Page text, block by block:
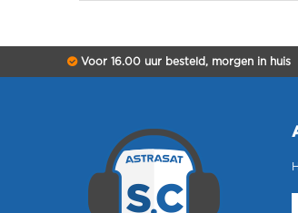
Voor 16.00 uur besteld, morgen in huis